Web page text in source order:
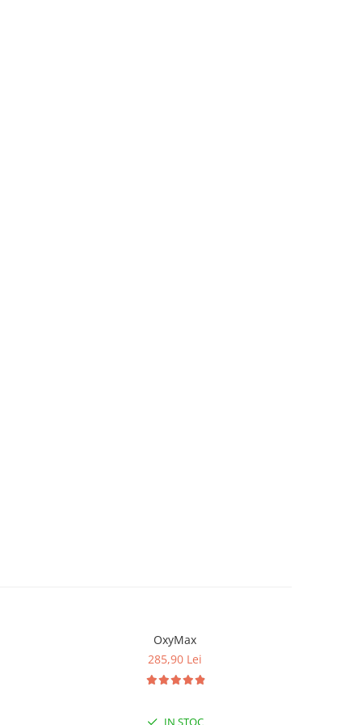
OxyMax
285,90 Lei
IN STOC